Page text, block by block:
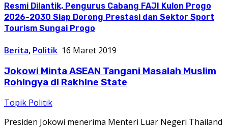
Resmi Dilantik, Pengurus Cabang FAJI Kulon Progo
2026-2030 Siap Dorong Prestasi dan Sektor Sport
Tourism Sungai Progo
Berita, Politik 16 Maret 2019
Jokowi Minta ASEAN Tangani Masalah Muslim
Rohingya di Rakhine State
Topik Politik
Presiden Jokowi menerima Menteri Luar Negeri Thailand